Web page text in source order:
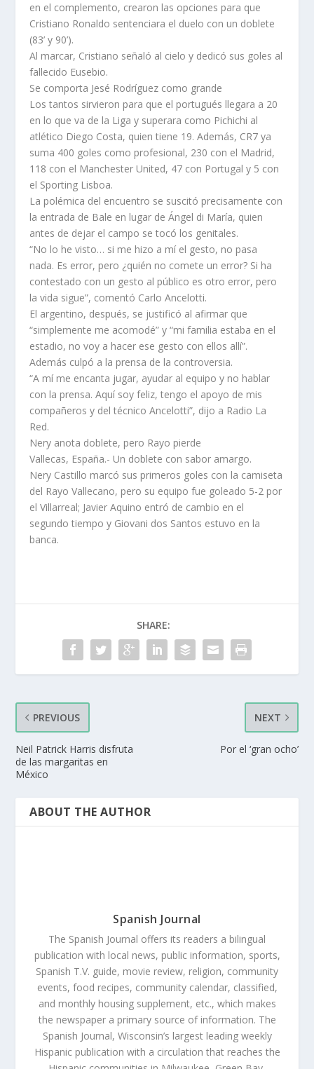
en el complemento, crearon las opciones para que
Cristiano Ronaldo sentenciara el duelo con un doblete
(83’ y 90’).
Al marcar, Cristiano señaló al cielo y dedicó sus goles al
fallecido Eusebio.
Se comporta Jesé Rodríguez como grande
Los tantos sirvieron para que el portugués llegara a 20
en lo que va de la Liga y superara como Pichichi al
atlético Diego Costa, quien tiene 19. Además, CR7 ya
suma 400 goles como profesional, 230 con el Madrid,
118 con el Manchester United, 47 con Portugal y 5 con
el Sporting Lisboa.
La polémica del encuentro se suscitó precisamente con
la entrada de Bale en lugar de Ángel di María, quien
antes de dejar el campo se tocó los genitales.
“No lo he visto… si me hizo a mí el gesto, no pasa
nada. Es error, pero ¿quién no comete un error? Si ha
contestado con un gesto al público es otro error, pero
la vida sigue”, comentó Carlo Ancelotti.
El argentino, después, se justificó al afirmar que
“simplemente me acomodé” y “mi familia estaba en el
estadio, no voy a hacer ese gesto con ellos allí”.
Además culpó a la prensa de la controversia.
“A mí me encanta jugar, ayudar al equipo y no hablar
con la prensa. Aquí soy feliz, tengo el apoyo de mis
compañeros y del técnico Ancelotti”, dijo a Radio La
Red.
Nery anota doblete, pero Rayo pierde
Vallecas, España.- Un doblete con sabor amargo.
Nery Castillo marcó sus primeros goles con la camiseta
del Rayo Vallecano, pero su equipo fue goleado 5-2 por
el Villarreal; Javier Aquino entró de cambio en el
segundo tiempo y Giovani dos Santos estuvo en la
banca.
SHARE:
PREVIOUS
Neil Patrick Harris disfruta
de las margaritas en
México
NEXT
Por el ‘gran ocho’
ABOUT THE AUTHOR
Spanish Journal
The Spanish Journal offers its readers a bilingual
publication with local news, public information, sports,
Spanish T.V. guide, movie review, religion, community
events, food recipes, community calendar, classified,
and monthly housing supplement, etc., which makes
the newspaper a primary source of information. The
Spanish Journal, Wisconsin’s largest leading weekly
Hispanic publication with a circulation that reaches the